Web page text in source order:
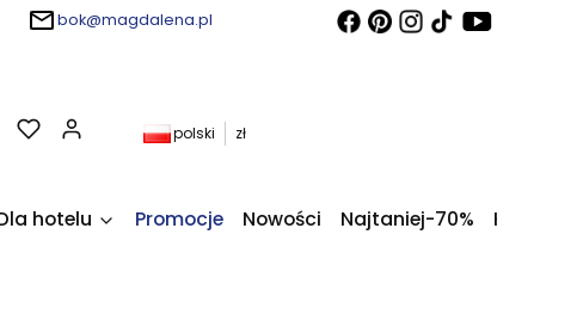
bok@magdalena.pl
Produkty w koszyku: 0. Zobacz szczegóły
polski zł
hotelu Promocje Nowości Najtaniej-70% Kupony